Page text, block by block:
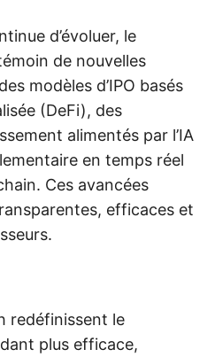
d’évoluer, le
de nouvelles
modèles d’IPO basés
(DeFi), des
alimentés par l’IA
en temps réel
Ces avancées
efficaces et
redéfinissent le
plus efficace,